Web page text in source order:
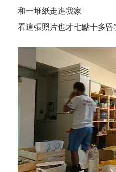
和一堆紙走進我家
看這張照片也才七點十多